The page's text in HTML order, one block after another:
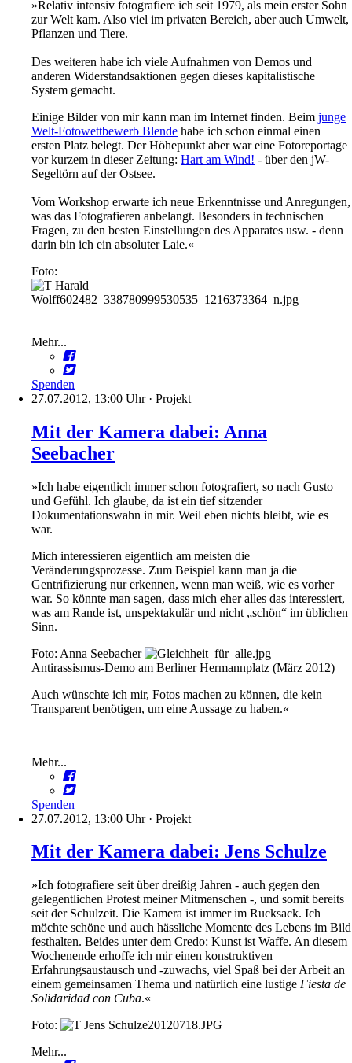
»Relativ intensiv fotografiere ich seit 1979, als mein erster Sohn
zur Welt kam. Also viel im privaten Bereich, aber auch Umwelt,
Pflanzen und Tiere.
Des weiteren habe ich viele Aufnahmen von Demos und
anderen Widerstandsaktionen gegen dieses kapitalistische
System gemacht.
Einige Bilder von mir kann man im Internet finden. Beim junge
Welt-Fotowettbewerb Blende habe ich schon einmal einen
ersten Platz belegt. Der Höhepunkt aber war eine Fotoreportage
vor kurzem in dieser Zeitung: Hart am Wind! - über den jW-
Segeltörn auf der Ostsee.
Vom Workshop erwarte ich neue Erkenntnisse und Anregungen,
was das Fotografieren anbelangt. Besonders in technischen
Fragen, zu den besten Einstellungen des Apparates usw. - denn
darin bin ich ein absoluter Laie.«
Foto:
Mehr...
Spenden
27.07.2012, 13:00 Uhr· Projekt
Mit der Kamera dabei: Anna
Seebacher
»Ich habe eigentlich immer schon fotografiert, so nach Gusto
und Gefühl. Ich glaube, da ist ein tief sitzender
Dokumentationswahn in mir. Weil eben nichts bleibt, wie es
war.
Mich interessieren eigentlich am meisten die
Veränderungsprozesse. Zum Beispiel kann man ja die
Gentrifizierung nur erkennen, wenn man weiß, wie es vorher
war. So könnte man sagen, dass mich eher alles das interessiert,
was am Rande ist, unspektakulär und nicht „schön“ im üblichen
Sinn.
Foto: Anna Seebacher
Antirassismus-Demo am Berliner Hermannplatz (März 2012)
Auch wünschte ich mir, Fotos machen zu können, die kein
Transparent benötigen, um eine Aussage zu haben.«
Mehr...
Spenden
27.07.2012, 13:00 Uhr· Projekt
Mit der Kamera dabei: Jens Schulze
»Ich fotografiere seit über dreißig Jahren - auch gegen den
gelegentlichen Protest meiner Mitmenschen -, und somit bereits
seit der Schulzeit. Die Kamera ist immer im Rucksack. Ich
möchte schöne und auch hässliche Momente des Lebens im Bild
festhalten. Beides unter dem Credo: Kunst ist Waffe. An diesem
Wochenende erhoffe ich mir einen konstruktiven
Erfahrungsaustausch und -zuwachs, viel Spaß bei der Arbeit an
einem gemeinsamen Thema und natürlich eine lustige Fiesta de
Solidaridad con Cuba.«
Foto:
Mehr...